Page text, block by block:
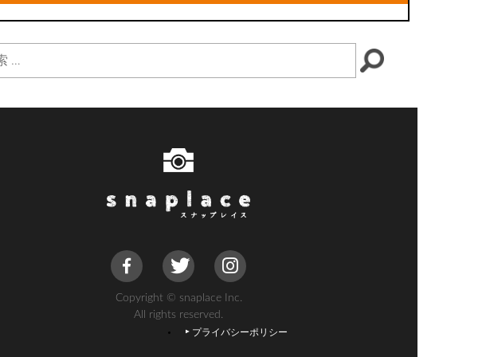
Copyright © snaplace Inc.
All rights reserved.
プライバシーポリシー